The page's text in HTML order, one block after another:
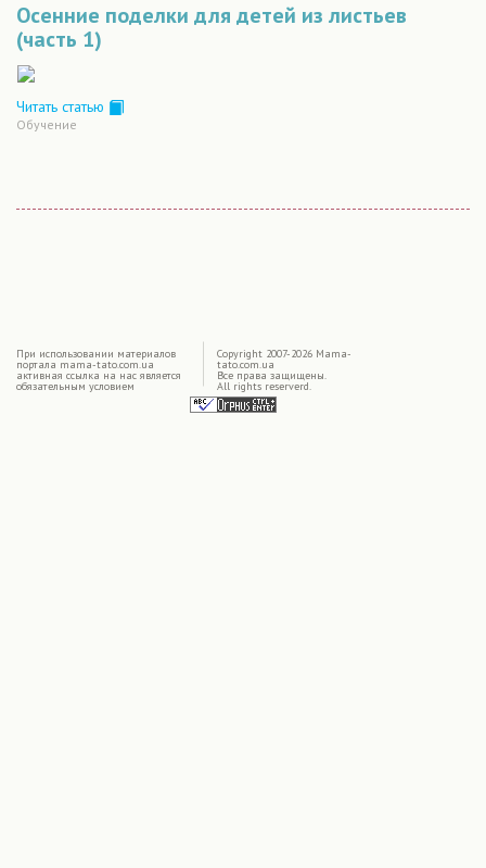
Осенние поделки для детей из листьев
(часть 1)
Читать статью
Обучение
При использовании материалов
портала mama-tato.com.ua
активная ссылка на нас является
обязательным условием
Copyright 2007-2026 Mama-
tato.com.ua
Все права защищены.
All rights reserverd.